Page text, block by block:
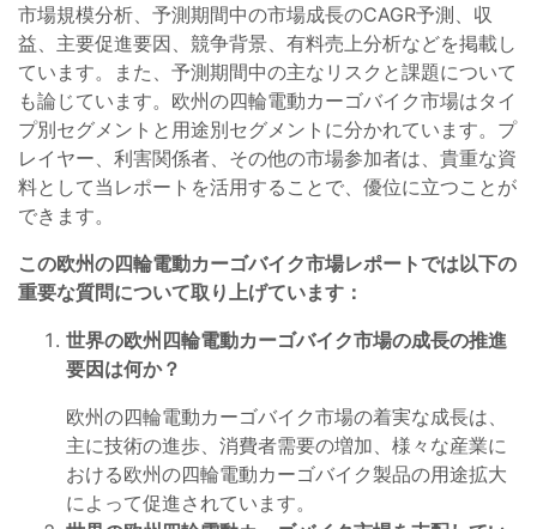
市場規模分析、予測期間中の市場成長のCAGR予測、収
益、主要促進要因、競争背景、有料売上分析などを掲載し
ています。また、予測期間中の主なリスクと課題について
も論じています。欧州の四輪電動カーゴバイク市場はタイ
プ別セグメントと用途別セグメントに分かれています。プ
レイヤー、利害関係者、その他の市場参加者は、貴重な資
料として当レポートを活用することで、優位に立つことが
できます。
この欧州の四輪電動カーゴバイク市場レポートでは以下の
重要な質問について取り上げています：
世界の欧州四輪電動カーゴバイク市場の成長の推進
要因は何か？
欧州の四輪電動カーゴバイク市場の着実な成長は、
主に技術の進歩、消費者需要の増加、様々な産業に
おける欧州の四輪電動カーゴバイク製品の用途拡大
によって促進されています。